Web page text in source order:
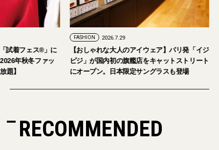
2026年9月5日・6日開催。「試着フェス®︎」に
読者の皆さまをご招待。【2026年秋冬ファッ
ション＆美容アイテム試し放題】
【おしゃれな大人
ピジ」が国内初の
にオープン。日本
RECOMMENDED